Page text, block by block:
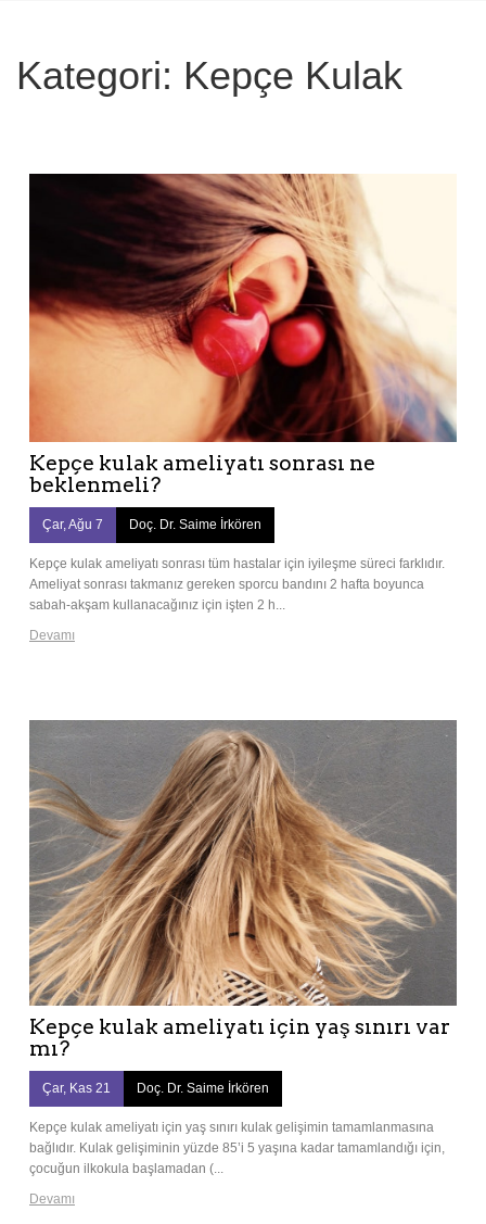
Kategori: Kepçe Kulak
Kepçe kulak ameliyatı sonrası ne
beklenmeli?
Çar, Ağu 7 Doç. Dr. Saime İrkören
Kepçe kulak ameliyatı sonrası tüm hastalar için iyileşme süreci farklıdır.
Ameliyat sonrası takmanız gereken sporcu bandını 2 hafta boyunca
sabah-akşam kullanacağınız için işten 2 h...
Devamı
Kepçe kulak ameliyatı için yaş sınırı var
mı?
Çar, Kas 21 Doç. Dr. Saime İrkören
Kepçe kulak ameliyatı için yaş sınırı kulak gelişimin tamamlanmasına
bağlıdır. Kulak gelişiminin yüzde 85’i 5 yaşına kadar tamamlandığı için,
çocuğun ilkokula başlamadan (...
Devamı